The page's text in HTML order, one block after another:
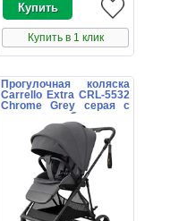
Купить в 1 клик
Прогулочная коляска
Carrello Extra CRL-5532
Chrome Grey серая с
поворотным блоком